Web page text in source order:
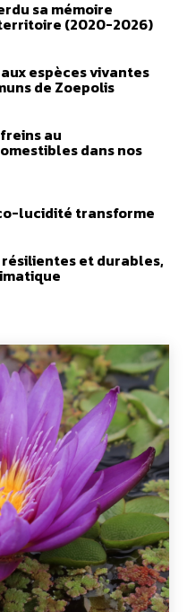
sa mémoire
(2020-2026)
espèces vivantes
de Zoepolis
au
dans nos
lucidité transforme
et durables,